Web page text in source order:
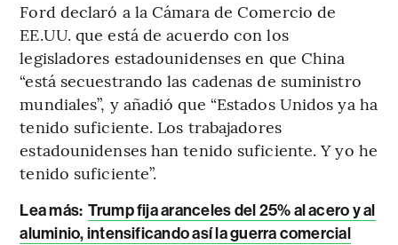
Ford declaró a la Cámara de Comercio de
EE.UU. que está de acuerdo con los
legisladores estadounidenses en que China
“está secuestrando las cadenas de suministro
mundiales”, y añadió que “Estados Unidos ya ha
tenido suficiente. Los trabajadores
estadounidenses han tenido suficiente. Y yo he
tenido suficiente”.
Lea más: Trump fija aranceles del 25% al ​​acero y al
aluminio, intensificando así la guerra comercial